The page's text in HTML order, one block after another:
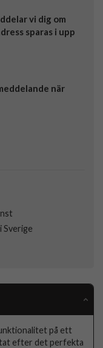
vi dig om
sparas i upp
när
Sverige
på ett
efter det perfekta